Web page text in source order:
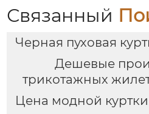
Связанный
Черная пуховая
Дешевые
трикотажных
Цена модной куртки